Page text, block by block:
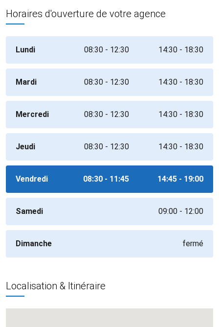
Horaires d'ouverture de votre agence
Lundi 08:30 - 12:30 14:30 - 18:30
Mardi 08:30 - 12:30 14:30 - 18:30
Mercredi 08:30 - 12:30 14:30 - 18:30
Jeudi 08:30 - 12:30 14:30 - 18:30
Vendredi 08:30 - 11:45 14:45 - 19:00
Samedi 09:00 - 12:00
Dimanche fermé
Localisation & Itinéraire